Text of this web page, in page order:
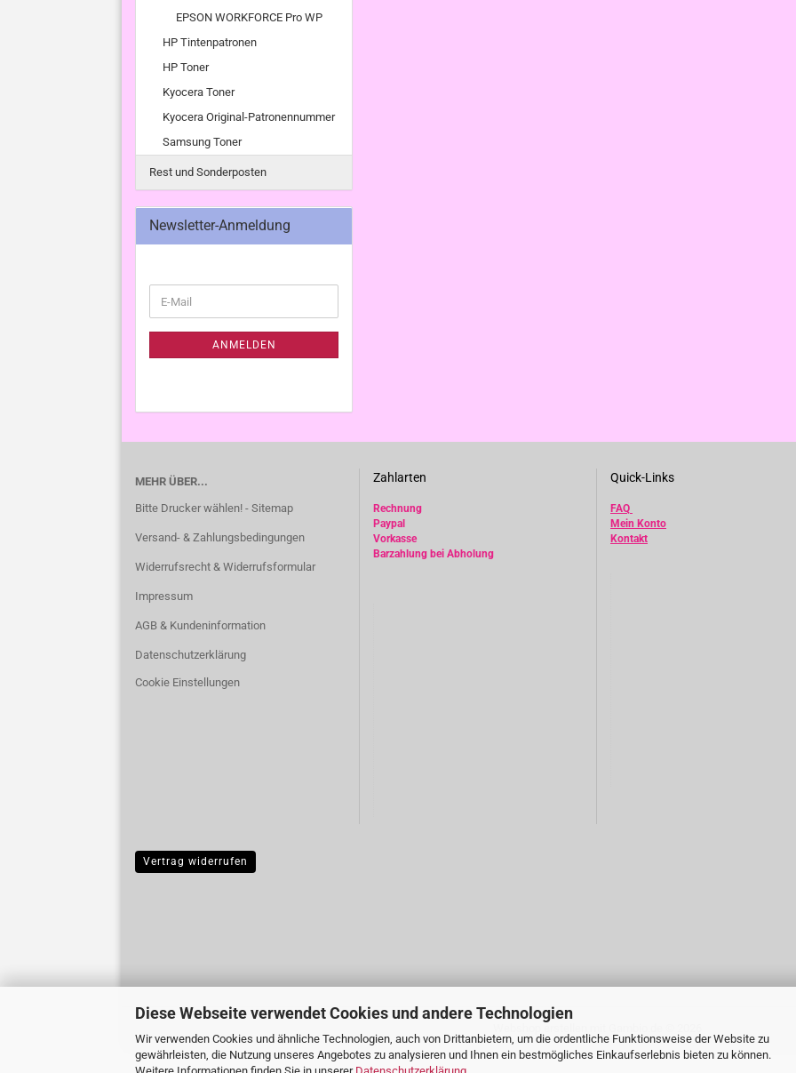
Diese Webseite verwendet Cookies und andere Technologien
Wir verwenden Cookies und ähnliche Technologien, auch von Drittanbietern, um die ordentliche Funktionsweise der Website zu
gewährleisten, die Nutzung unseres Angebotes zu analysieren und Ihnen ein bestmögliches Einkaufserlebnis bieten zu können.
EPSON WORKFORCE Pro WP
HP Tintenpatronen
HP Toner
Kyocera Toner
Kyocera Original-Patronennummer
Samsung Toner
Rest und Sonderposten
Newsletter-Anmeldung
ZUR
ANMELDUNG
E-
Mail
ANMELDEN
MEHR ÜBER...
Bitte Drucker wählen! - Sitemap
Versand- & Zahlungsbedingungen
Widerrufsrecht & Widerrufsformular
Impressum
AGB & Kundeninformation
Datenschutzerklärung
Cookie Einstellungen
Zahlarten
Rechnung
Paypal
Vorkasse
Barzahlung bei Abholung
Quick-Links
FAQ
Mein Konto
Kontakt
Vertrag widerrufen